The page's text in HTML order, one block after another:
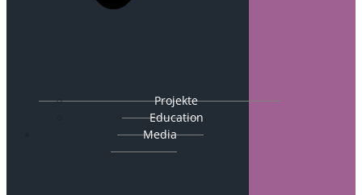
Projekte
Education
Media